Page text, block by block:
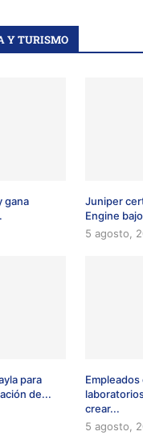
Y TURISMO
gana
Juniper
Engine
5 agosto,
para
de...
crear...
5 agosto,